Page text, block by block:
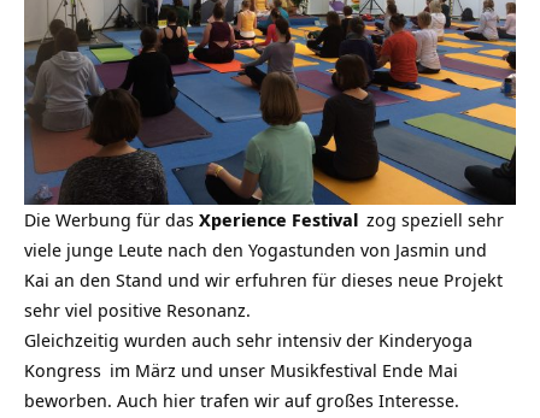
Die Werbung für das Xperience Festival zog speziell sehr
viele junge Leute nach den Yogastunden von Jasmin und
Kai an den Stand und wir erfuhren für dieses neue Projekt
sehr viel positive Resonanz.
Gleichzeitig wurden auch sehr intensiv der Kinderyoga
Kongress im März und unser Musikfestival Ende Mai
beworben. Auch hier trafen wir auf großes Interesse.